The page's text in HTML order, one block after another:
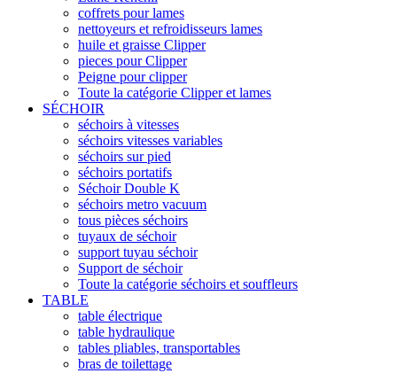
coffrets pour lames
nettoyeurs et refroidisseurs lames
huile et graisse Clipper
pieces pour Clipper
Peigne pour clipper
Toute la catégorie Clipper et lames
SÉCHOIR
séchoirs à vitesses
séchoirs vitesses variables
séchoirs sur pied
séchoirs portatifs
Séchoir Double K
séchoirs metro vacuum
tous pièces séchoirs
tuyaux de séchoir
support tuyau séchoir
Support de séchoir
Toute la catégorie séchoirs et souffleurs
TABLE
table électrique
table hydraulique
tables pliables, transportables
bras de toilettage